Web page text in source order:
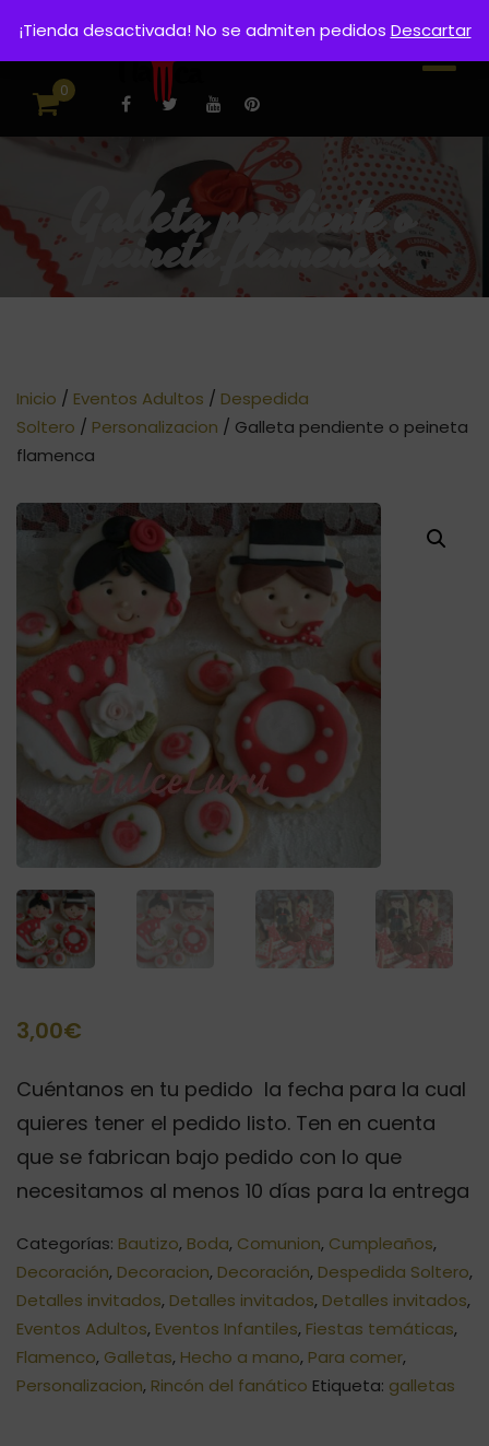
0
Galleta pendiente o
peineta flamenca
Inicio / Eventos Adultos / Despedida
Soltero / Personalizacion / Galleta pendiente o peineta
flamenca
3,00€
Cuéntanos en tu pedido la fecha para la cual
quieres tener el pedido listo. Ten en cuenta
que se fabrican bajo pedido con lo que
necesitamos al menos 10 días para la entrega
Categorías: Bautizo, Boda, Comunion, Cumpleaños,
Decoración, Decoracion, Decoración, Despedida Soltero,
Detalles invitados, Detalles invitados, Detalles invitados,
Eventos Adultos, Eventos Infantiles, Fiestas temáticas,
Flamenco, Galletas, Hecho a mano, Para comer,
Personalizacion, Rincón del fanático Etiqueta: galletas
¡Tienda desactivada! No se admiten pedidos Descartar